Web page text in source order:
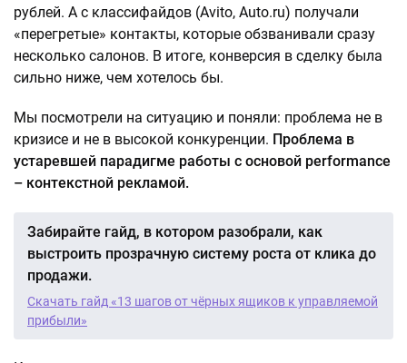
рублей. А с классифайдов (Avito, Auto.ru) получали
«перегретые» контакты, которые обзванивали сразу
несколько салонов. В итоге, конверсия в сделку была
сильно ниже, чем хотелось бы.
Мы посмотрели на ситуацию и поняли: проблема не в
кризисе и не в высокой конкуренции. Проблема в
устаревшей парадигме работы с основой performance
– контекстной рекламой.
Забирайте гайд, в котором разобрали, как
выстроить прозрачную систему роста от клика до
продажи.
Скачать гайд «13 шагов от чёрных ящиков к управляемой
прибыли»